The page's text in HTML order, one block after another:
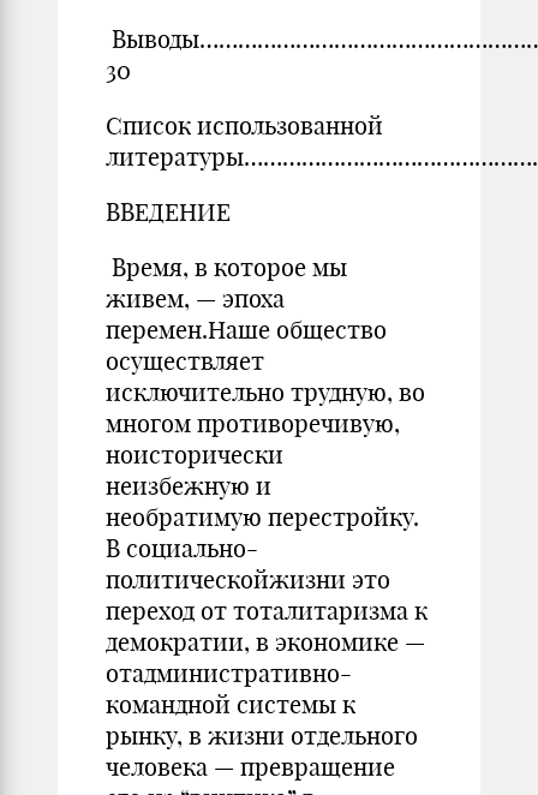
30
Список использованной
ВВЕДЕНИЕ
Время, в которое мы
живем, — эпоха
перемен.Наше общество
осуществляет
исключительно трудную, во
многом противоречивую,
ноисторически
неизбежную и
необратимую перестройку.
В социально-
политическойжизни это
переход от тоталитаризма к
демократии, в экономике —
отадминистративно-
командной системы к
рынку, в жизни отдельного
человека — превращение